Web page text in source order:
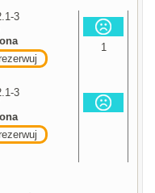
3
1
3